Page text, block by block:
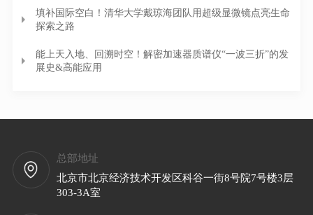
填补国际空白！清华大学戴琼海团队用超级显微镜点亮生命
探索之路
能上天入地、回溯时空！解密加速器质谱仪“一波三折”的发
展史&高能应用
总部地址
北京市北京经济技术开发区科谷一街8号院7号楼3层
303-3A室